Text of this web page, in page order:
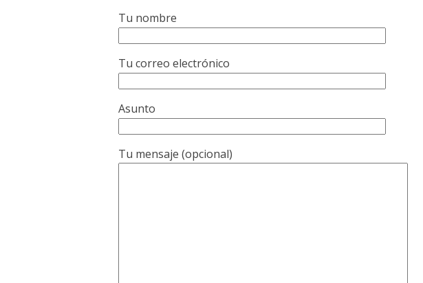
Tu nombre
Tu correo electrónico
Asunto
Tu mensaje (opcional)